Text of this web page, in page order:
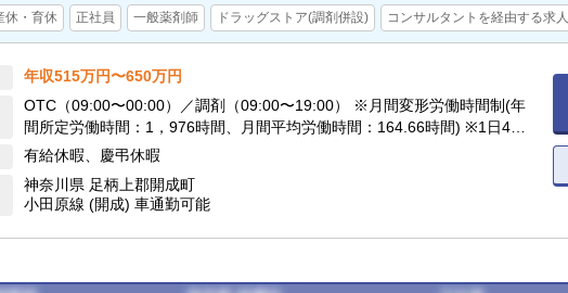
休・育休 正社員 一般薬剤師 ドラッグストア(調剤併設) コンサルタントを経由する求人
年収515万円〜650万円
OTC（09:00〜00:00）／調剤（09:00〜19:00） ※月間変形労働時間制(年
間所定労働時間：1，976時間、月間平均労働時間：164.66時間) ※1日4〜
15時間の1時間単位で、日ごとに業務の繁閑に応じて勤務時間を設定しま
す。
有給休暇、慶弔休暇
神奈川県 足柄上郡開成町
小田原線 (開成) 車通勤可能